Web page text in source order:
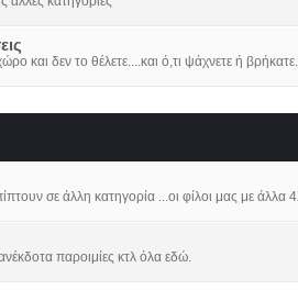
και δεν το θέλετε....και ό,τι ψάχνετε ή
σε άλλη κατηγορία ...οι φίλοι μας με άλλα
παροιμίες κτλ όλα εδώ.